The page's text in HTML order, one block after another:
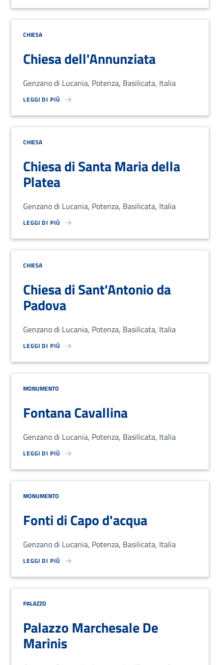
CHIESA
Chiesa dell'Annunziata
Genzano di Lucania, Potenza, Basilicata, Italia
LEGGI DI PIÙ
SU LOREM IPSUM DOLOR SIT AMET, CONSECTETUR ADIPISCING
CHIESA
Chiesa di Santa Maria della
Platea
Genzano di Lucania, Potenza, Basilicata, Italia
LEGGI DI PIÙ
SU LOREM IPSUM DOLOR SIT AMET, CONSECTETUR ADIPISCING
CHIESA
Chiesa di Sant'Antonio da
Padova
Genzano di Lucania, Potenza, Basilicata, Italia
LEGGI DI PIÙ
SU LOREM IPSUM DOLOR SIT AMET, CONSECTETUR ADIPISCING
MONUMENTO
Fontana Cavallina
Genzano di Lucania, Potenza, Basilicata, Italia
LEGGI DI PIÙ
SU LOREM IPSUM DOLOR SIT AMET, CONSECTETUR ADIPISCING
MONUMENTO
Fonti di Capo d'acqua
Genzano di Lucania, Potenza, Basilicata, Italia
LEGGI DI PIÙ
SU LOREM IPSUM DOLOR SIT AMET, CONSECTETUR ADIPISCING
PALAZZO
Palazzo Marchesale De
Marinis